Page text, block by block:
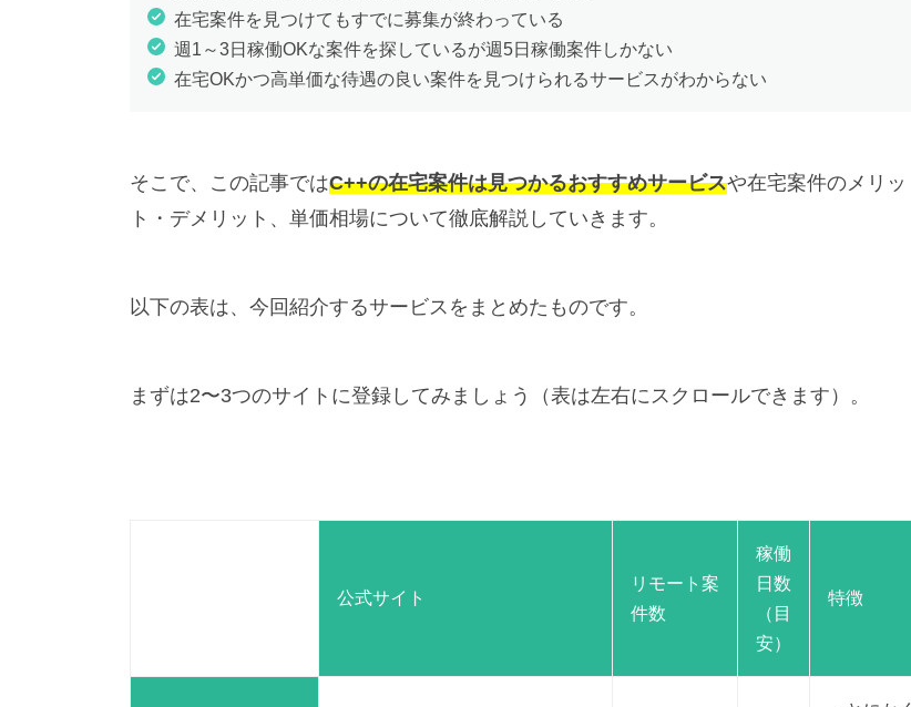
在宅案件を見つけてもすでに募集が終わっている
週1～3日稼働OKな案件を探しているが週5日稼働案件しかない
在宅OKかつ高単価な待遇の良い案件を見つけられるサービスがわからない
そこで、この記事ではC++の在宅案件は見つかるおすすめサービスや在宅案件のメリッ
ト・デメリット、単価相場について徹底解説していきます。
以下の表は、今回紹介するサービスをまとめたものです。
まずは2〜3つのサイトに登録してみましょう（表は左右にスクロールできます）。
公式サイト
リモート案
件数
稼働
日数
（目
安）
特徴